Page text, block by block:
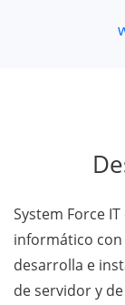
System Force
informático con
desarrolla e
de servidor y